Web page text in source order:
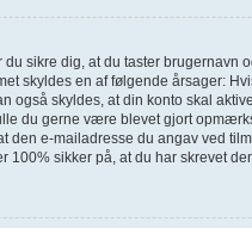
sikre dig, at du taster
skyldes en af følgende årsager:
også skyldes, at din konto skal
du gerne være blevet gjort
den e-mailadresse du angav ved
100% sikker på, at du har skrevet